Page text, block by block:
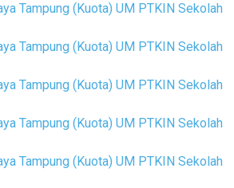
Tampung (Kuota) UM PTKIN Sekolah
Tampung (Kuota) UM PTKIN Sekolah
Tampung (Kuota) UM PTKIN Sekolah
Tampung (Kuota) UM PTKIN Sekolah
Tampung (Kuota) UM PTKIN Sekolah